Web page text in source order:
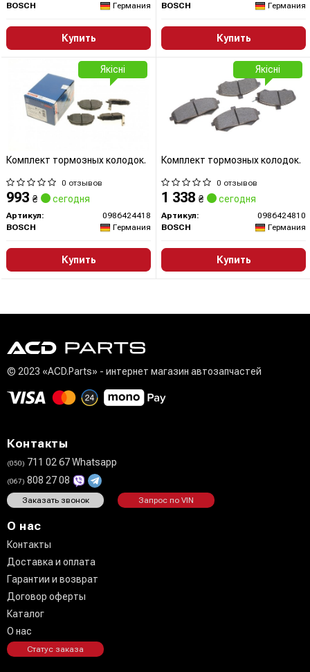
BOSCH
Германия
Купить
BOSCH
Германия
Купить
Комплект тормозных колодок.
0 отзывов
993 ₴ сегодня
Артикул:
0986424418
BOSCH
Германия
Купить
Якісні
Комплект тормозных колодок.
0 отзывов
1 338 ₴ сегодня
Артикул:
0986424810
BOSCH
Германия
Купить
Якісні
© 2023 «ACD.Parts» - интернет магазин автозапчастей
Контакты
(050) 711 02 67 Whatsapp
(067) 808 27 08
Заказать звонок Запрос по VIN
О нас
Контакты
Доставка и оплата
Гарантии и возврат
Договор оферты
Каталог
О нас
Статус заказа